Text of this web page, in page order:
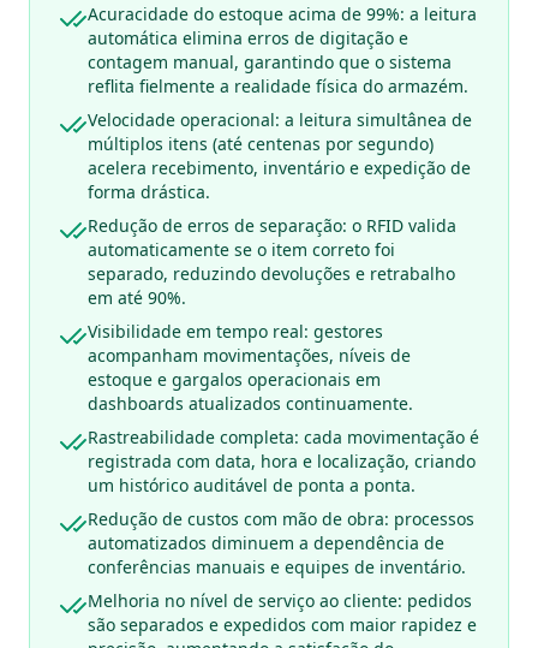
Acuracidade do estoque acima de 99%: a leitura
automática elimina erros de digitação e
contagem manual, garantindo que o sistema
reflita fielmente a realidade física do armazém.
Velocidade operacional: a leitura simultânea de
múltiplos itens (até centenas por segundo)
acelera recebimento, inventário e expedição de
forma drástica.
Redução de erros de separação: o RFID valida
automaticamente se o item correto foi
separado, reduzindo devoluções e retrabalho
em até 90%.
Visibilidade em tempo real: gestores
acompanham movimentações, níveis de
estoque e gargalos operacionais em
dashboards atualizados continuamente.
Rastreabilidade completa: cada movimentação é
registrada com data, hora e localização, criando
um histórico auditável de ponta a ponta.
Redução de custos com mão de obra: processos
automatizados diminuem a dependência de
conferências manuais e equipes de inventário.
Melhoria no nível de serviço ao cliente: pedidos
são separados e expedidos com maior rapidez e